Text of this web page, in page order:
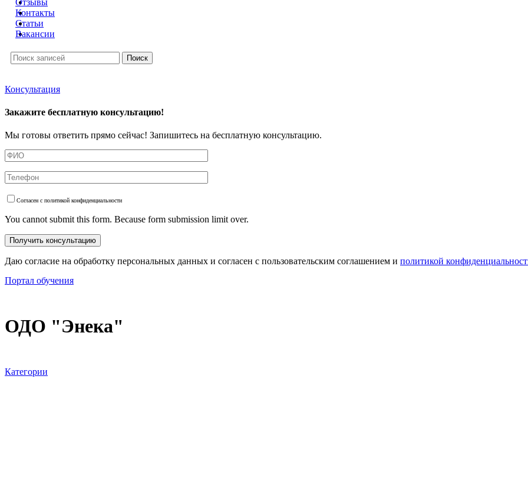
Контакты
Статьи
Вакансии
Поиск
Консультация
Закажите бесплатную консультацию!
Мы готовы ответить прямо сейчас! Запишитесь на бесплатную консультацию.
Согласен с политикой конфиденциальности
You cannot submit this form. Because form submission limit over.
Даю согласие на обработку персональных данных и согласен с пользовательским соглашением и политикой
Портал обучения
ОДО "Энека"
Категории